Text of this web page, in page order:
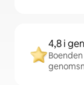
4,8 i